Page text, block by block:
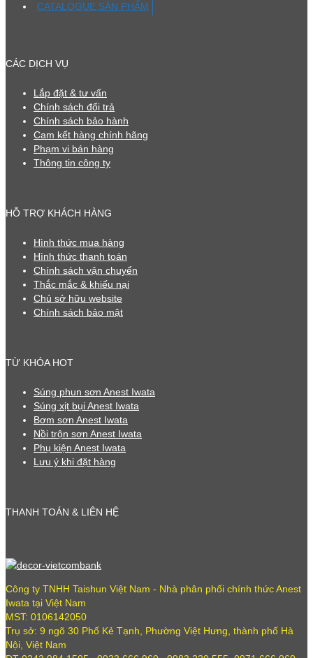
CATALOGUE SẢN PHẨM
CÁC DỊCH VỤ
Lắp đặt & tư vấn
Chính sách đổi trả
Chính sách bảo hành
Cam kết hàng chính hãng
Phạm vi bán hàng
Thông tin công ty
HỖ TRỢ KHÁCH HÀNG
Hình thức mua hàng
Hình thức thanh toán
Chính sách vận chuyển
Thắc mắc & khiếu nại
Chủ sở hữu website
Chính sách bảo mật
TỪ KHÓA HOT
Súng phun sơn Anest Iwata
Súng xịt bụi Anest Iwata
Bơm sơn Anest Iwata
Nồi trộn sơn Anest Iwata
Phụ kiện Anest Iwata
Lưu ý khi đặt hàng
THANH TOÁN & LIÊN HỆ
Công ty TNHH Taishun Việt Nam - Nhà phân phối chính thức Anest
Iwata tại Việt Nam
MST: 0106142050
Trụ sở: 9 ngõ 30 Phố Kẻ Tạnh, Phường Việt Hưng, thành phố Hà
Nội, Việt Nam